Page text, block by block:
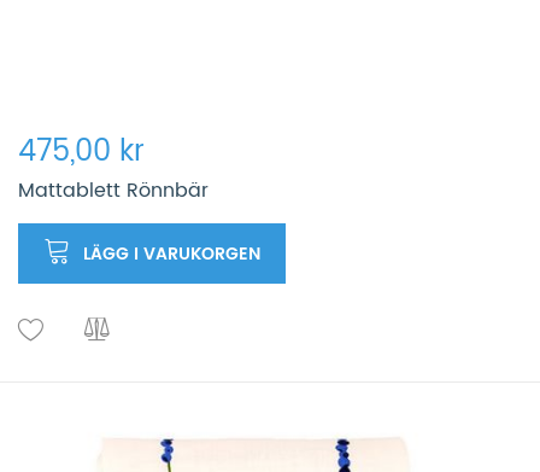
475,00 kr
Mattablett Rönnbär
LÄGG I VARUKORGEN